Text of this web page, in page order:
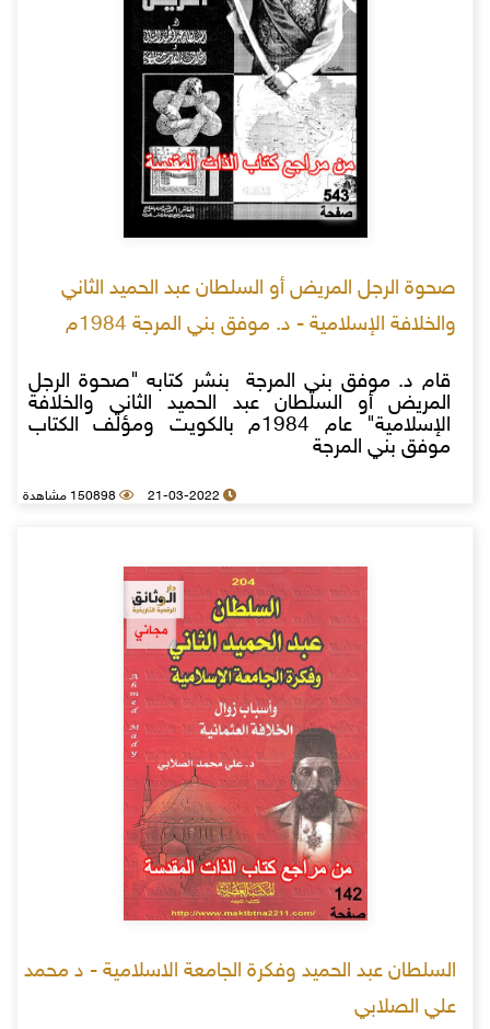
صحوة الرجل المريض أو السلطان عبد الحميد الثاني
والخلافة الإسلامية - د. موفق بني المرجة 1984م
قام د. موفق بني المرجة بنشر كتابه "صحوة الرجل
المريض أو السلطان عبد الحميد الثاني والخلافة
الإسلامية" عام 1984م بالكويت ومؤلف الكتاب
موفق بني المرجة
21-03-2022 150898 مشاهدة
السلطان عبد الحميد وفكرة الجامعة الاسلامية - د محمد
علي الصلابي